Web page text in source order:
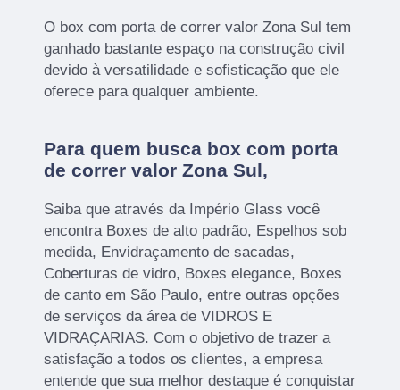
O box com porta de correr valor Zona Sul tem
ganhado bastante espaço na construção civil
devido à versatilidade e sofisticação que ele
oferece para qualquer ambiente.
Para quem busca box com porta
de correr valor Zona Sul,
Saiba que através da Império Glass você
encontra Boxes de alto padrão, Espelhos sob
medida, Envidraçamento de sacadas,
Coberturas de vidro, Boxes elegance, Boxes
de canto em São Paulo, entre outras opções
de serviços da área de VIDROS E
VIDRAÇARIAS. Com o objetivo de trazer a
satisfação a todos os clientes, a empresa
entende que sua melhor destaque é conquistar